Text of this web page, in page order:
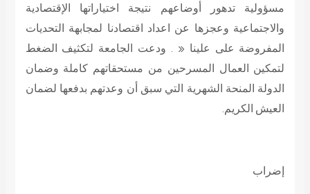
مسؤولية تدهور أوضاعهم نتيجة اختياراتها الإقتصادية
والاجتماعية وعجزها عن اعداد اقتصادنا لمجابهة التحديات
المفروضة على علينا « . ودعت الجامعة لتكثيف الضغط
لتمكين العمال المسرحين من مستحقاتهم كاملة وضمان
الدولة المنحة الشهرية التي سبق أن وعدتهم بدفعها لضمان
العيش الكريم.
إضراب